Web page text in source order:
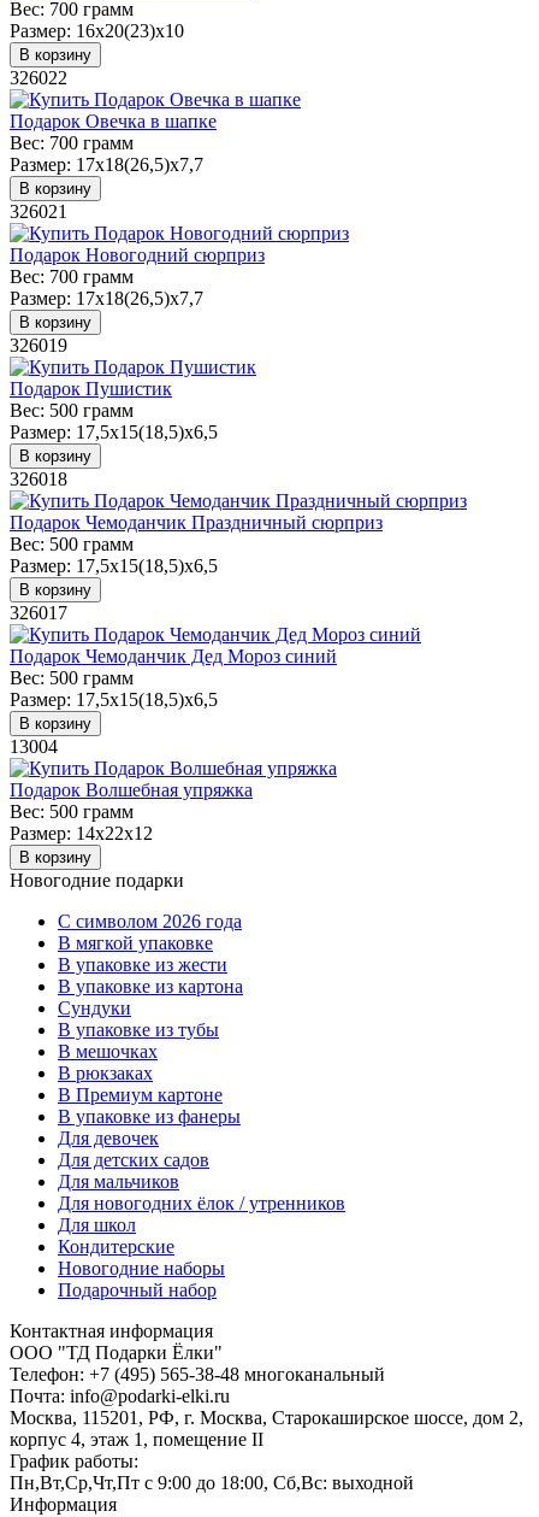
Вес: 700 грамм
Размер: 16х20(23)х10
В корзину
326022
Подарок Овечка в шапке
Вес: 700 грамм
Размер: 17х18(26,5)х7,7
В корзину
326021
Подарок Новогодний сюрприз
Вес: 700 грамм
Размер: 17х18(26,5)х7,7
В корзину
326019
Подарок Пушистик
Вес: 500 грамм
Размер: 17,5х15(18,5)х6,5
В корзину
326018
Подарок Чемоданчик Праздничный сюрприз
Вес: 500 грамм
Размер: 17,5х15(18,5)х6,5
В корзину
326017
Подарок Чемоданчик Дед Мороз синий
Вес: 500 грамм
Размер: 17,5х15(18,5)х6,5
В корзину
13004
Подарок Волшебная упряжка
Вес: 500 грамм
Размер: 14х22х12
В корзину
Новогодние подарки
C символом 2026 года
В мягкой упаковке
В упаковке из жести
В упаковке из картона
Сундуки
В упаковке из тубы
В мешочках
В рюкзаках
В Премиум картоне
В упаковке из фанеры
Для девочек
Для детских садов
Для мальчиков
Для новогодних ёлок / утренников
Для школ
Кондитерские
Новогодние наборы
Подарочный набор
Контактная информация
ООО "ТД Подарки Ёлки"
Телефон: +7 (495) 565-38-48 многоканальный
Почта: info@podarki-elki.ru
Москва, 115201, РФ, г. Москва, Старокаширское шоссе, дом 2,
корпус 4, этаж 1, помещение II
График работы:
Пн,Вт,Ср,Чт,Пт с 9:00 до 18:00, Сб,Вс: выходной
Информация